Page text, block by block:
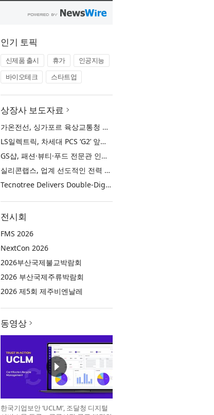
인기 토픽
신제품 출시 휴가
인공지능
바이오테크
스타트업
상장사 보도자료
가온전선, 싱가포르 육상교통청 전력 케이블 첫 공급 계약
LS일렉트릭, 차세대 PCS ‘G2’ 앞세워 글로벌 ESS 시장 주도권 강화
GS샵, 패션·뷰티·푸드 전문관 인기… 2분기 거래액 50% 증가
실리콘랩스, 업계 선도적인 전력 효율·보안·통합성을 갖춘 초저전력 블루투스 LE SoC ‘BG2B’ 공개
Tecnotree Delivers Double-Digit Profit Growth and Accelerated Deployment Momentum in H1 2026
전시회
FMS 2026
NextCon 2026
2026부산국제불교박람회
2026 부산국제주류박람회
2026 제5회 제주비엔날레
동영상
한국기업보안 ‘UCLM’, 조달청 디지털